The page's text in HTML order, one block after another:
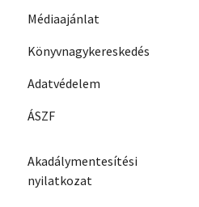
Médiaajánlat
Könyvnagykereskedés
Adatvédelem
ÁSZF
Akadálymentesítési
nyilatkozat